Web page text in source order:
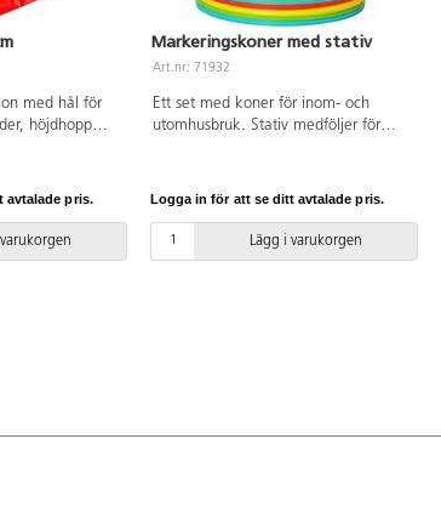
med hål för
höjdhopp
avtalade pris.
Markeringskoner med stativ
Art.nr: 71932
Ett set med koner för inom- och
utomhusbruk. Stativ medföljer för
Logga in för att se ditt avtalade pris.
Lägg i varukorgen